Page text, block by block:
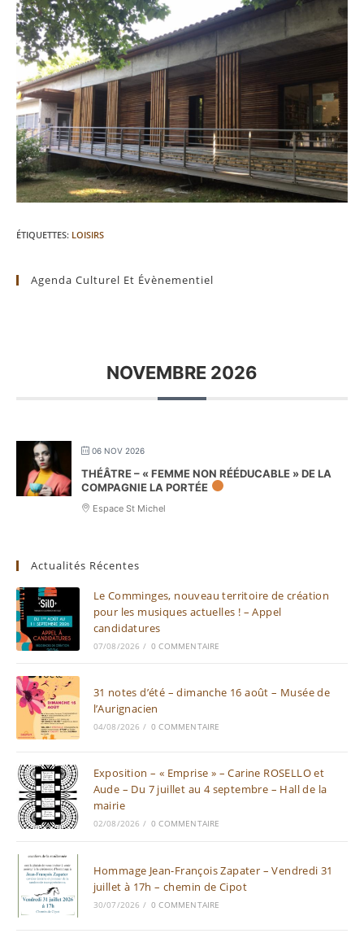
ÉTIQUETTES: LOISIRS
Agenda Culturel Et Évènementiel
NOVEMBRE 2026
06 NOV 2026
THÉÂTRE – « FEMME NON RÉÉDUCABLE » DE LA
COMPAGNIE LA PORTÉE
Espace St Michel
Actualités Récentes
Le Comminges, nouveau territoire de création
pour les musiques actuelles ! – Appel
candidatures
07/08/2026 / 0 COMMENTAIRE
31 notes d’été – dimanche 16 août – Musée de
l’Aurignacien
04/08/2026 / 0 COMMENTAIRE
Exposition – « Emprise » – Carine ROSELLO et
Aude – Du 7 juillet au 4 septembre – Hall de la
mairie
02/08/2026 / 0 COMMENTAIRE
Hommage Jean-François Zapater – Vendredi 31
juillet à 17h – chemin de Cipot
30/07/2026 / 0 COMMENTAIRE